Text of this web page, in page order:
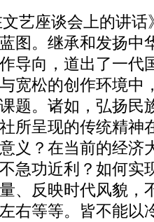
艺座谈会上的讲
图。继承和发扬中
导向，道出了一代
宽松的创作环境中
题。诸如，弘扬民
所呈现的传统精神
义？在当前的经济
急功近利？如何实
、反映时代风貌，
右等等。皆不能以